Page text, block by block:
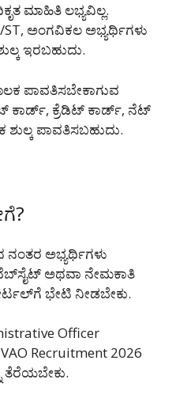
ಮಾಹಿತಿ ಲಭ್ಯವಿಲ್ಲ.
ST, ಅಂಗವಿಕಲ ಅಭ್ಯರ್ಥಿಗಳು
ಇರಬಹುದು.
ಪಾವತಿಸಬೇಕಾಗುವ
ಕಾರ್ಡ್, ಕ್ರೆಡಿಟ್ ಕಾರ್ಡ್, ನೆಟ್
ಪಾವತಿಸಬಹುದು.
ಅಭ್ಯರ್ಥಿಗಳು
ಅಥವಾ ನೇಮಕಾತಿ
ಭೇಟಿ ನೀಡಬೇಕು.
Officer
Recruitment 2026
ತೆರೆಯಬೇಕು.